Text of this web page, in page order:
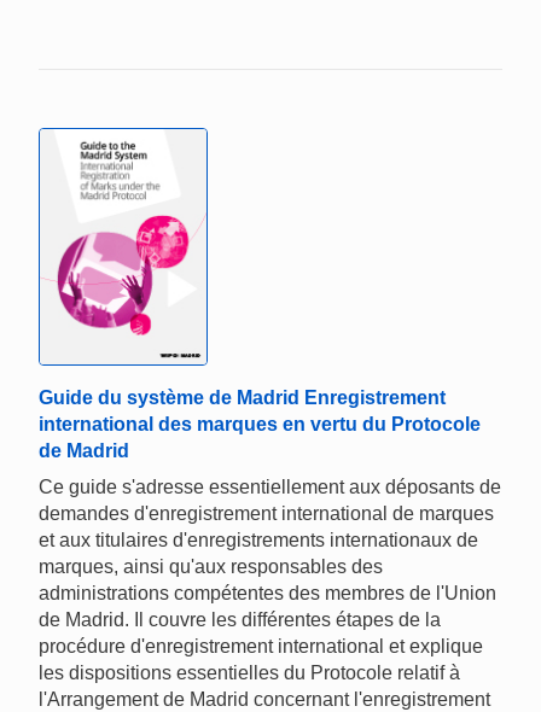
Guide du système de Madrid Enregistrement
international des marques en vertu du Protocole
de Madrid
Ce guide s'adresse essentiellement aux déposants de
demandes d'enregistrement international de marques
et aux titulaires d'enregistrements internationaux de
marques, ainsi qu'aux responsables des
administrations compétentes des membres de l'Union
de Madrid. Il couvre les différentes étapes de la
procédure d'enregistrement international et explique
les dispositions essentielles du Protocole relatif à
l'Arrangement de Madrid concernant l'enregistrement